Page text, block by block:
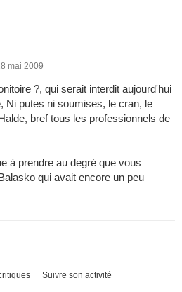
mai 2009
?, qui serait interdit aujourd'hui
Ni putes ni soumises, le cran, le
bref tous les professionnels de
à prendre au degré que vous
qui avait encore un peu
Suivre son activité